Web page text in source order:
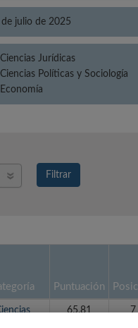
julio de 2025
Ciencias Jurídicas
Ciencias Políticas y Sociología
Economía
Filtrar
Puntuación
65.81 7